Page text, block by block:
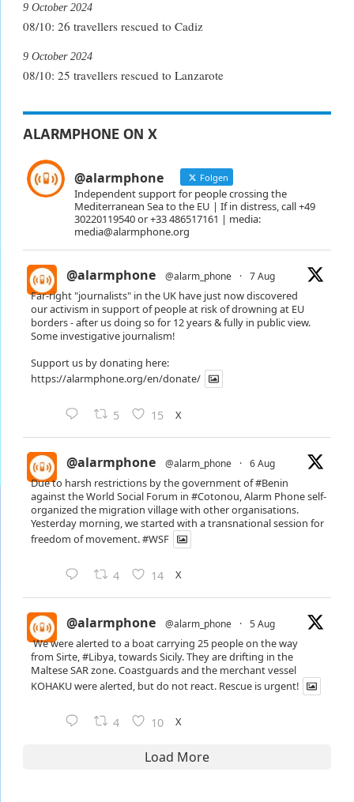
08/10: 26 travellers rescued to Cadiz
9 October 2024
08/10: 25 travellers rescued to Lanzarote
9 October 2024
ALARMPHONE ON X
@alarmphone Folgen
Independent support for people crossing the
Mediterranean Sea to the EU | If in distress, call +49
30220119540 or +33 486517161 | media:
media@alarmphone.org
@alarmphone @alarm_phone · 7 Aug
Far-right "journalists" in the UK have just now discovered
our activism in support of people at risk of drowning at EU
borders - after us doing so for 12 years & fully in public view.
Some investigative journalism!
Support us by donating here:
https://alarmphone.org/en/donate/
5 15 X
@alarmphone @alarm_phone · 6 Aug
Due to harsh restrictions by the government of#Benin
against the World Social Forum in #Cotonou, Alarm Phone self-
organized the migration village with other organisations.
Yesterday morning, we started with a transnational session for
freedom of movement.#WSF
4 14 X
@alarmphone @alarm_phone · 5 Aug
We were alerted to a boat carrying 25 people on the way
from Sirte,#Libya, towards Sicily. They are drifting in the
Maltese SAR zone. Coastguards and the merchant vessel
KOHAKU were alerted, but do not react. Rescue is urgent!
4 10 X
Load More